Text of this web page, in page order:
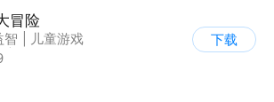
冒险
智
儿童游戏
下载